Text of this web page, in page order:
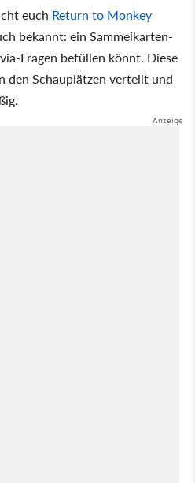
euch Return to Monkey
bekannt: ein Sammelkarten-
Fragen befüllen könnt. Diese
den Schauplätzen verteilt und